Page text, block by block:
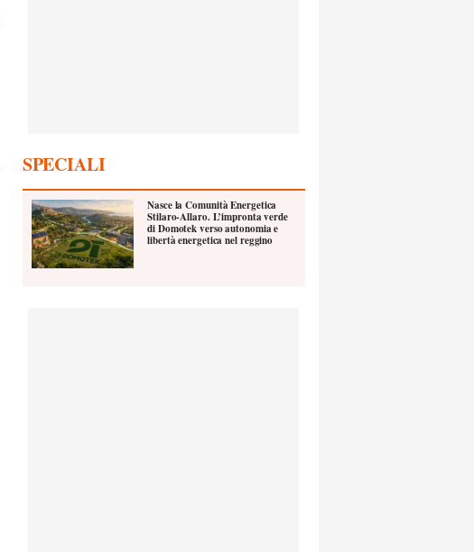
SPECIALI
Nasce la Comunità Energetica
Stilaro-Allaro. L’impronta verde
di Domotek verso autonomia e
libertà energetica nel reggino